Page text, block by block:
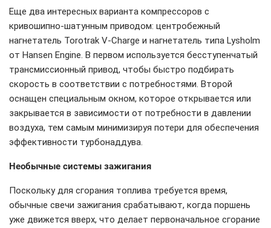
Еще два интересных варианта компрессоров с
кривошипно-шатунным приводом: центробежный
нагнетатель Torotrak V-Charge и нагнетатель типа Lysholm
от Hansen Engine. В первом используется бесступенчатый
трансмиссионный привод, чтобы быстро подбирать
скорость в соответствии с потребностями. Второй
оснащен специальным окном, которое открывается или
закрывается в зависимости от потребности в давлении
воздуха, тем самым минимизируя потери для обеспечения
эффективности турбонаддува.
Необычные системы зажигания
Поскольку для сгорания топлива требуется время,
обычные свечи зажигания срабатывают, когда поршень
уже движется вверх, что делает первоначальное сгорание